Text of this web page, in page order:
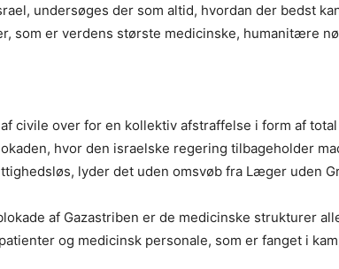
undersøges der som altid, hvordan der bedst
som er verdens største medicinske, humanitære
civile over for en kollektiv afstraffelse i form af
hvor den israelske regering tilbageholder
lyder det uden omsvøb fra Læger uden
af Gazastriben er de medicinske strukturer
og medicinsk personale, som er fanget i